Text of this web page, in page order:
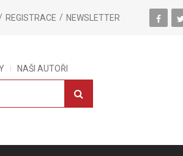
REGISTRACE NEWSLETTER
NAŠI AUTOŘI